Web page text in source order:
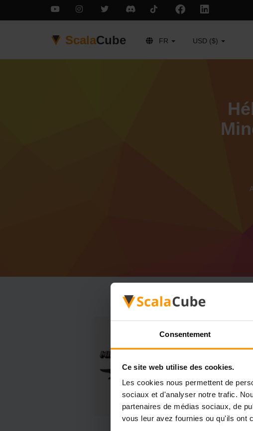
Consentement
Ce site web utilise des cookies.
Les cookies nous permettent de
sociaux et d'analyser notre trafic.
partenaires de médias sociaux, de
vous leur avez fournies ou qu'ils ont
ScalaCube FR USD ($)